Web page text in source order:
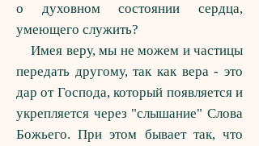
о духовном состоянии сердца,
умеющего служить?
Имея веру, мы не можем и частицы
передать другому, так как вера - это
дар от Господа, который появляется и
укрепляется через "слышание" Слова
Божьего. При этом бывает так, что